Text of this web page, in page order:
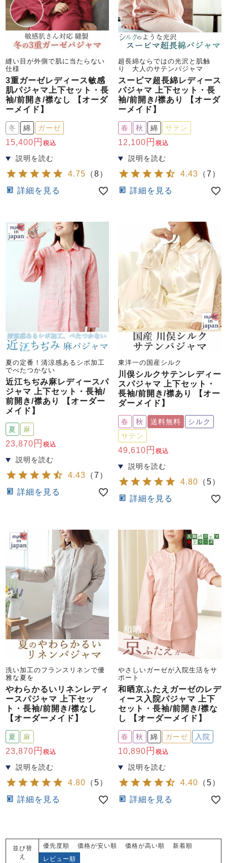
縫い目が外側で肌に当たらない
仕様
3重ガーゼレディース敏感
肌パジャマ上下セット・長
袖/前開き/襟なし 【オーダ
ーメイド】
冬 綿 ガーゼ
15,400 税込
4.75 （8）
詳細を見る
超長綿ならではの光沢と肌触
り 大人のサテンパジャマ
スーピマ超長綿レディース
パジャマ 上下セット・長
袖/前開き/襟あり 【オーダ
ーメイド】
春 秋 綿 サテン
12,100 税込
4.43 （7 ）
詳細を見る
夏の定番！清涼感あるシボ加工
でべたつかない
近江ちぢみ麻レディースパ
ジャマ 上下セット・長袖/
前開き/襟あり 【オーダー
メイド】
夏 麻
23,870 税込
4.43 （7 ）
詳細を見る
東洋一の国産シルク
川俣シルクサテンレディー
スパジャマ 上下セット・
長袖/前開き/襟あり 【オー
ダーメイド】
春 秋 送料無料
シルク
サテン
49,610 税込
4.80 （5）
詳細を見る
洗い加工のフランスリネンで優
雅な夏を
やわらかるいリネンレディ
ースパジャマ 上下セッ
ト・長袖/前開き/襟なし
【オーダーメイド】
夏 麻
23,870 税込
4.80 （5）
詳細を見る
やさしいガーゼが入院生活をサ
ポート
和晒京ふたえガーゼのレデ
ィース入院パジャマ 上下
セット・長袖/前開き/襟な
し 【オーダーメイド】
春 秋 綿 ガーゼ 入院
10,890 税込
4.40 （5）
詳細を見る
並び替
え
優先度順 価格が安い順 価格が高い順
新着順
レビュー順